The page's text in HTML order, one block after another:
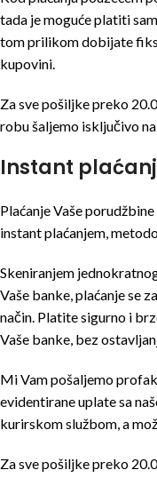
tada je moguće platiti
tom prilikom dobijate
kupovini.
Za sve pošiljke preko
robu šaljemo isključivo
Instant
Plaćanje Vaše
instant plaćanjem,
Skeniranjem
Vaše banke, plaćanje se
način. Platite sigurno i
Vaše banke, bez
Mi Vam pošaljemo
evidentirane uplate sa
kurirskom službom, a
Za sve pošiljke preko